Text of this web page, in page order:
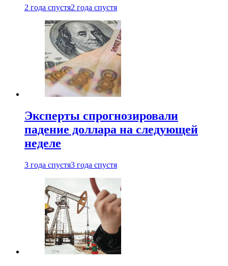
2 года спустя2 года спустя
Эксперты спрогнозировали
падение доллара на следующей
неделе
3 года спустя3 года спустя